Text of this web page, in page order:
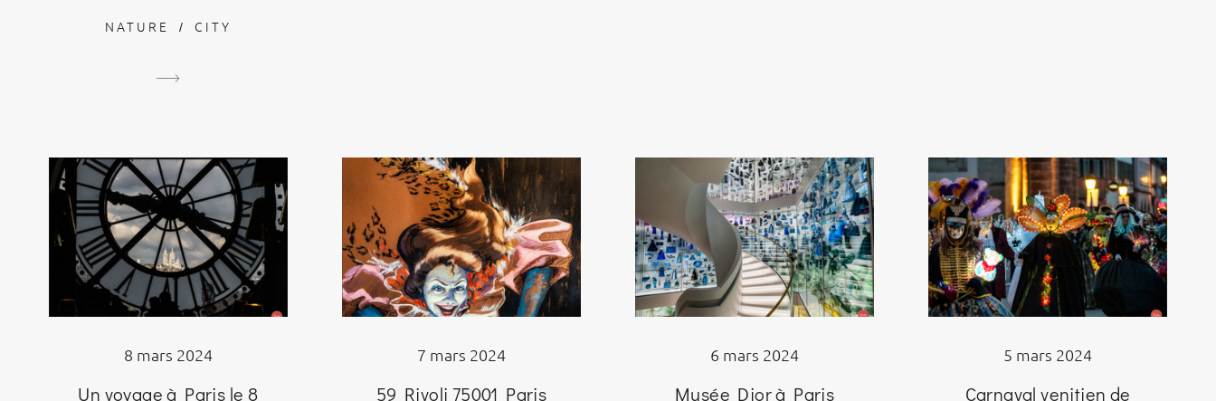
NATURE CITY
8 mars 2024
Un voyage à Paris le 8
7 mars 2024
59 Rivoli 75001 Paris
6 mars 2024
Musée Dior à Paris
5 mars 2024
Carnaval venitien de